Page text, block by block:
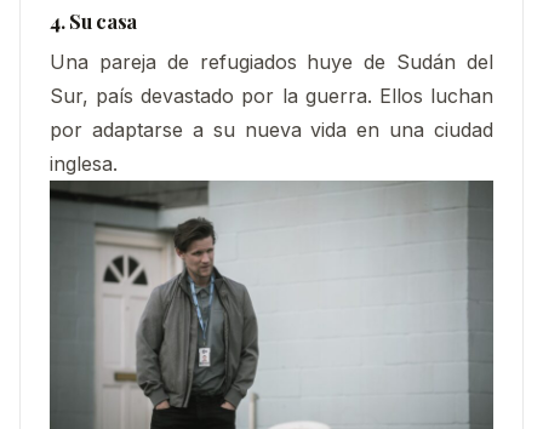
4. Su casa
Una pareja de refugiados huye de Sudán del
Sur, país devastado por la guerra. Ellos luchan
por adaptarse a su nueva vida en una ciudad
inglesa.